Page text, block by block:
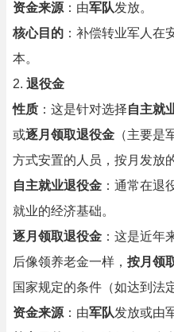
资金来源 ：由军队发放。
核心目的 ：补偿转业军人在
本。
2. 退役金
性质 ：这是针对选择自主就
或逐月领取退役金 （主要是
方式安置的人员，按月发放
自主就业退役金 ：通常在退
就业的经济基础。
逐月领取退役金 ：这是近年
后像领养老金一样， 按月领
国家规定的条件（如达到法
资金来源 ：由军队发放或由